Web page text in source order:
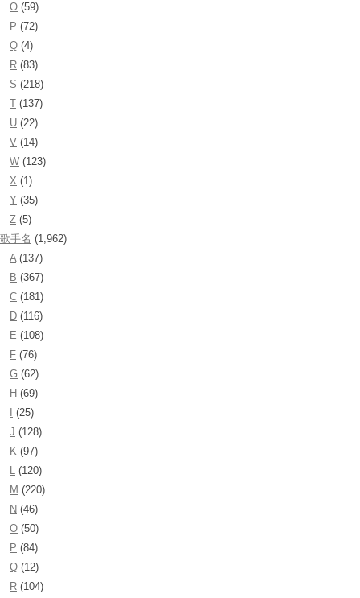
O (59)
P (72)
Q (4)
R (83)
S (218)
T (137)
U (22)
V (14)
W (123)
X (1)
Y (35)
Z (5)
歌手名 (1,962)
A(137)
B (367)
C (181)
D (116)
E (108)
F (76)
G (62)
H (69)
(25)
J (128)
K (97)
L (120)
M (220)
N (46)
O (50)
P (84)
Q (12)
R (104)